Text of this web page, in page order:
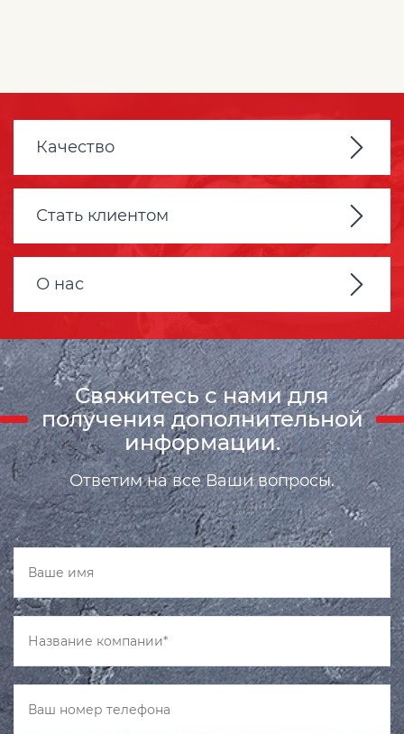
Качество
Стать клиентом
О нас
Свяжитесь с нами для
получения дополнительной
информации.
Ответим на все Ваши вопросы.